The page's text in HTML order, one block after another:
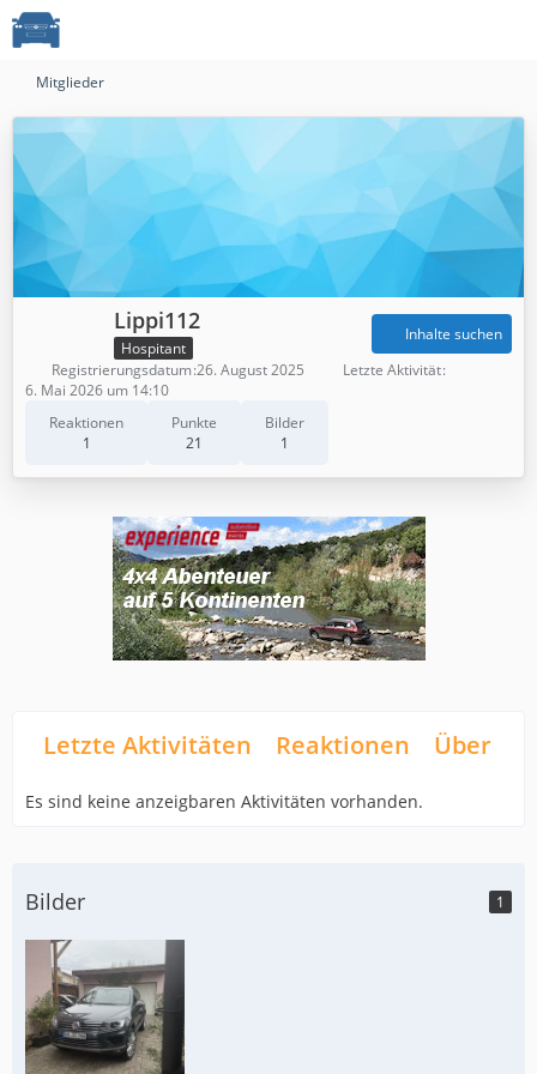
Mitglieder
Lippi112
Hospitant
Reaktionen
1
Punkte
21
Bilder
1
Inhalte suchen
Registrierungsdatum 26. August 2025
Letzte Aktivität
6. Mai 2026 um 14:10
Letzte Aktivitäten Reaktionen Über
Es sind keine anzeigbaren Aktivitäten vorhanden.
Bilder 1